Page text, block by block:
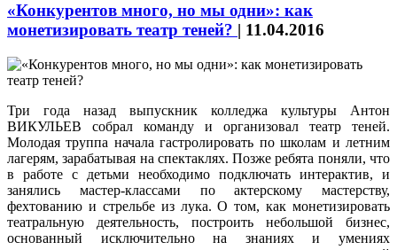
«Конкурентов много, но мы одни»: как
монетизировать театр теней? | 11.04.2016
Три года назад выпускник колледжа культуры Антон
ВИКУЛЬЕВ собрал команду и организовал театр теней.
Молодая труппа начала гастролировать по школам и летним
лагерям, зарабатывая на спектаклях. Позже ребята поняли, что
в работе с детьми необходимо подключать интерактив, и
занялись мастер-классами по актерскому мастерству,
фехтованию и стрельбе из лука. О том, как монетизировать
театральную деятельность, построить небольшой бизнес,
основанный исключительно на знаниях и умениях